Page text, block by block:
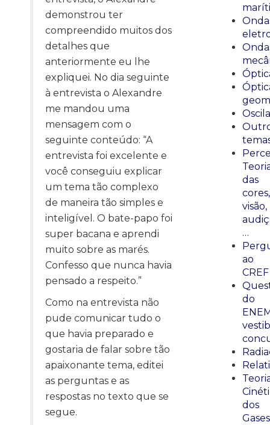
demonstrou ter
compreendido muitos dos
detalhes que
anteriormente eu lhe
expliquei. No dia seguinte
à entrevista o Alexandre
me mandou uma
mensagem com o
seguinte conteúdo: “A
entrevista foi excelente e
você conseguiu explicar
um tema tão complexo
de maneira tão simples e
inteligível. O bate-papo foi
super bacana e aprendi
muito sobre as marés.
Confesso que nunca havia
pensado a respeito.”
Como na entrevista não
pude comunicar tudo o
que havia preparado e
gostaria de falar sobre tão
apaixonante tema, editei
as perguntas e as
respostas no texto que se
segue.
das
cores,
visão,
…
ao
CREF
do
dos
Gases